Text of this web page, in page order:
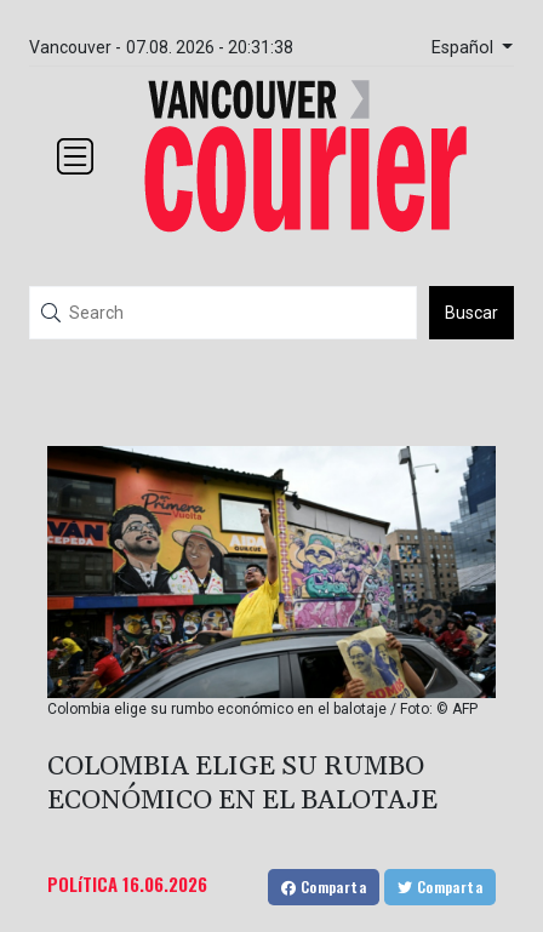
Vancouver - 07.08. 2026 - 20:31:39 Español
Buscar
Colombia elige su rumbo económico en el balotaje / Foto: © AFP
COLOMBIA ELIGE SU RUMBO
ECONÓMICO EN EL BALOTAJE
POLíTICA16.06.2026 Comparta Comparta